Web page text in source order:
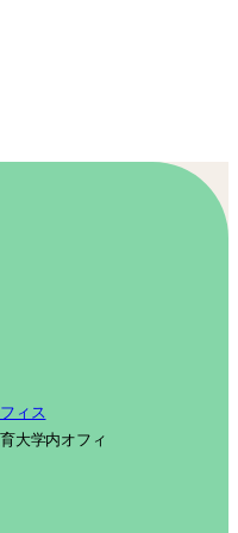
ィス
大学内オフィ